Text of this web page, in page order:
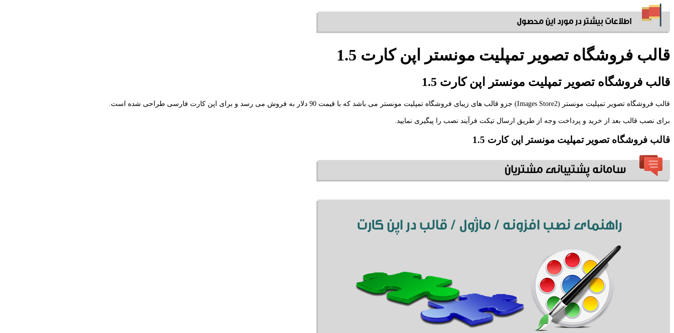
قالب فروشگاه تصویر تمپلیت مونستر اپن کارت 1.5
قالب فروشگاه تصویر تمپلیت مونستر اپن کارت 1.5
قالب فروشگاه تصویر تمپلیت مونستر (Images Store2) جزو قالب های زیبای فروشگاه تمپلیت مونستر می باشد که با قیمت 90 دلار به فروش می رسد و برای اپن کارت فارسی طراحی شده است.
برای نصب قالب بعد از خرید و پرداخت وجه از طریق ارسال تیکت فرآیند نصب را پیگیری نمایید.
قالب فروشگاه تصویر تمپلیت مونستر اپن کارت 1.5